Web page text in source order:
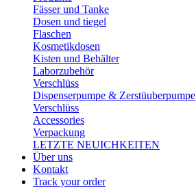
Fässer und Tanke
Dosen und tiegel
Flaschen
Kosmetikdosen
Kisten und Behälter
Laborzubehör
Verschlüss
Dispenserpumpe & Zerstüuberpumpe
Verschlüss
Accessories
Verpackung
LETZTE NEUICHKEITEN
Über uns
Kontakt
Track your order